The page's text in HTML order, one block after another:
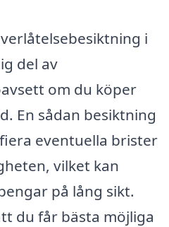
i
del av
om du köper
En sådan besiktning
eventuella brister
vilket kan
på lång sikt.
du får bästa möjliga